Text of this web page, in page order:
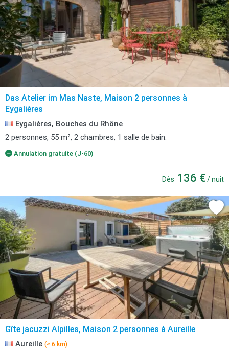
Das Atelier im Mas Naste, Maison 2 personnes à
Eygalières
Eygalières, Bouches du Rhône
2 personnes, 55 m², 2 chambres, 1 salle de bain.
Annulation gratuite (J-60)
Dès 136 € / nuit
Gîte jacuzzi Alpilles, Maison 2 personnes à Aureille
Aureille (≈ 6 km)